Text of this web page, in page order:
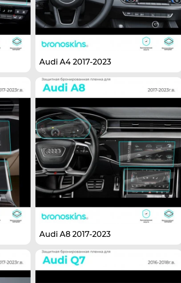
Audi A4 2017-2023
Audi A8 2017-2023